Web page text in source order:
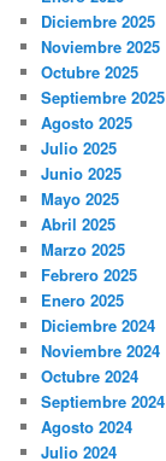
Diciembre 2025
Noviembre 2025
Octubre 2025
Septiembre 2025
Agosto 2025
Julio 2025
Junio 2025
Mayo 2025
Abril 2025
Marzo 2025
Febrero 2025
Enero 2025
Diciembre 2024
Noviembre 2024
Octubre 2024
Septiembre 2024
Agosto 2024
Julio 2024